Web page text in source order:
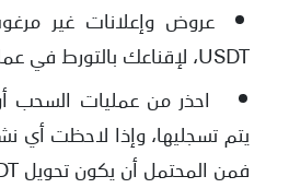
عروض وإعلانات غير
USDT، لإقناعك بالتورط في عملية نصب.
احذر من عمليات السحب
يتم تسجليها، وإذا لاحظت أي
فمن المحتمل أن يكون تحويل USDT مزيفًا.